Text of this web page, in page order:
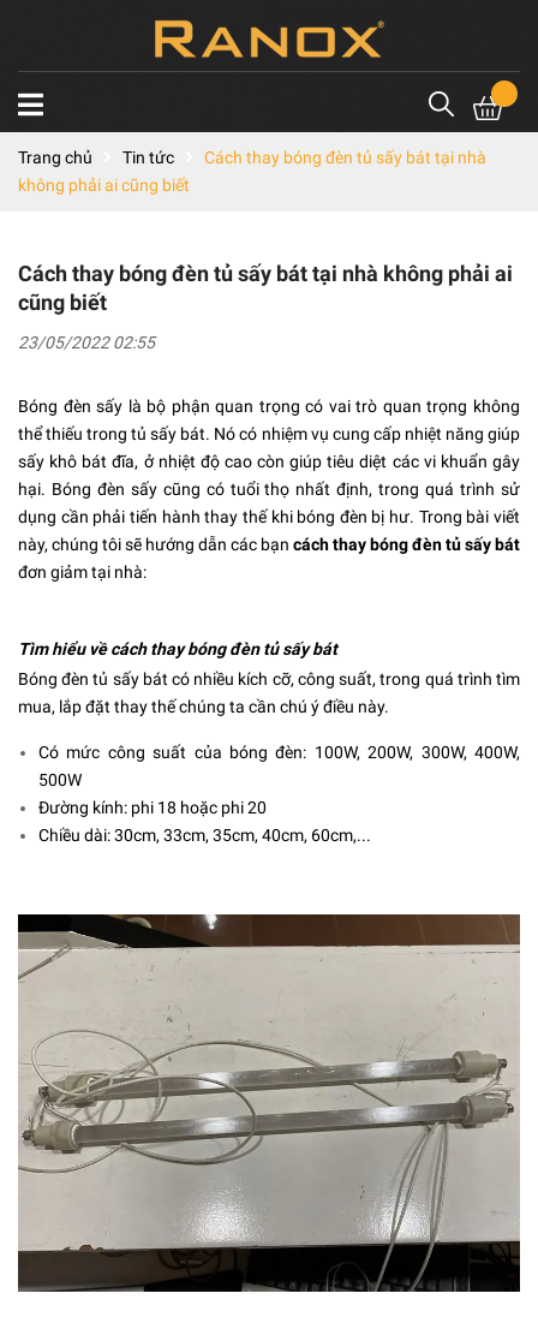
Trang chủ Tin tức
Cách thay bóng đèn tủ sấy bát tại nhà
không phải ai cũng biết
Cách thay bóng đèn tủ sấy bát tại nhà không phải ai
cũng biết
23/05/2022 02:55
Bóng đèn sấy là bộ phận quan trọng có vai trò quan trọng không
thể thiếu trong tủ sấy bát. Nó có nhiệm vụ cung cấp nhiệt năng giúp
sấy khô bát đĩa, ở nhiệt độ cao còn giúp tiêu diệt các vi khuẩn gây
hại. Bóng đèn sấy cũng có tuổi thọ nhất định, trong quá trình sử
dụng cần phải tiến hành thay thế khi bóng đèn bị hư. Trong bài viết
này, chúng tôi sẽ hướng dẫn các bạn cách thay bóng đèn tủ sấy bát
đơn giảm tại nhà:
Tìm hiểu về cách thay bóng đèn tủ sấy bát
Bóng đèn tủ sấy bát có nhiều kích cỡ, công suất, trong quá trình tìm
mua, lắp đặt thay thế chúng ta cần chú ý điều này.
Có mức công suất của bóng đèn: 100W, 200W, 300W, 400W,
500W
Đường kính: phi 18 hoặc phi 20
Chiều dài: 30cm, 33cm, 35cm, 40cm, 60cm,...